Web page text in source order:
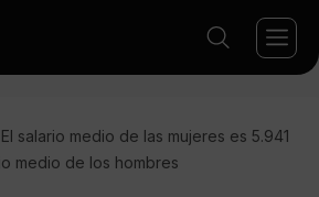
El salario medio de las mujeres es 5.941
medio de los hombres